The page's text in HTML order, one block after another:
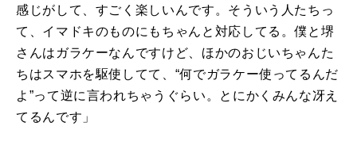
感じがして、すごく楽しいんです。そういう人たちっ
て、イマドキのものにもちゃんと対応してる。僕と堺
さんはガラケーなんですけど、ほかのおじいちゃんた
ちはスマホを駆使してて、“何でガラケー使ってるんだ
よ”って逆に言われちゃうぐらい。とにかくみんな冴え
てるんです」